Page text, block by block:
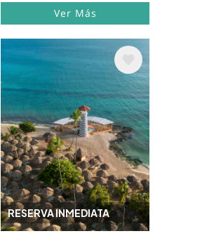
Ver Más
RESERVA INMEDIATA
Image